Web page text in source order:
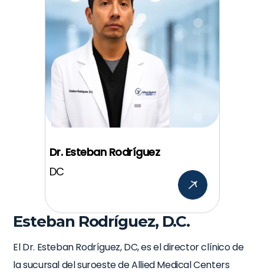
Dr. Esteban Rodríguez
DC
Esteban Rodríguez, D.C.
El Dr. Esteban Rodríguez, DC, es el director clínico de
la sucursal del suroeste de Allied Medical Centers